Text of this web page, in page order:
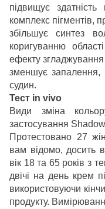
підвищує
комплекс пігментів,
збільшує синтез
коригуванню
ефекту
зменшує запалення,
судин.
Тест in vivo
Види зміна
застосування
Протестовано 27
вам відомо, досить
вік 18 та 65 років з
двічі на день крем
використовуючи
продукту.